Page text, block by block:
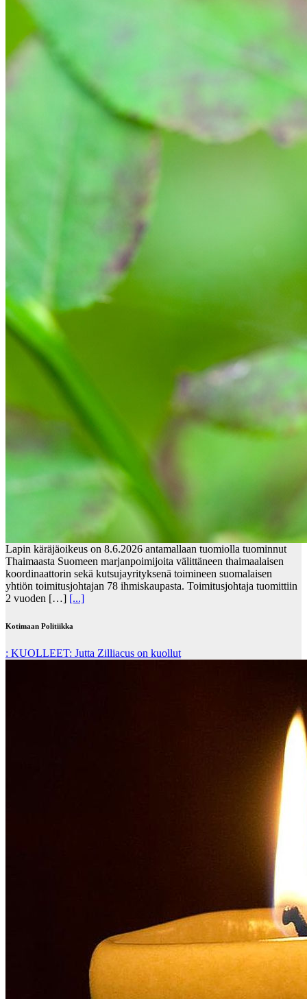
Lapin käräjäoikeus on 8.6.2026 antamallaan tuomiolla tuominnut
Thaimaasta Suomeen marjanpoimijoita välittäneen thaimaalaisen
koordinaattorin sekä kutsujayrityksenä toimineen suomalaisen
yhtiön toimitusjohtajan 78 ihmiskaupasta. Toimitusjohtaja tuomittiin
2 vuoden […] [...]
Kotimaan Politiikka
: KUOLLEET: Jutta Zilliacus on kuollut